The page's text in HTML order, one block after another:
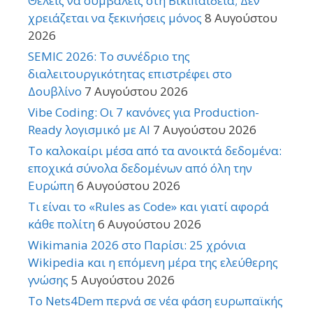
χρειάζεται να ξεκινήσεις μόνος 8 Αυγούστου
2026
SEMIC 2026: Το συνέδριο της
διαλειτουργικότητας επιστρέφει στο
Δουβλίνο 7 Αυγούστου 2026
Vibe Coding: Οι 7 κανόνες για Production-
Ready λογισμικό με AI 7 Αυγούστου 2026
Το καλοκαίρι μέσα από τα ανοικτά δεδομένα:
εποχικά σύνολα δεδομένων από όλη την
Ευρώπη6 Αυγούστου 2026
Τι είναι το «Rules as Code» και γιατί αφορά
κάθε πολίτη6 Αυγούστου 2026
Wikimania 2026 στο Παρίσι: 25 χρόνια
Wikipedia και η επόμενη μέρα της ελεύθερης
γνώσης 5 Αυγούστου 2026
Το Nets4Dem περνά σε νέα φάση ευρωπαϊκής